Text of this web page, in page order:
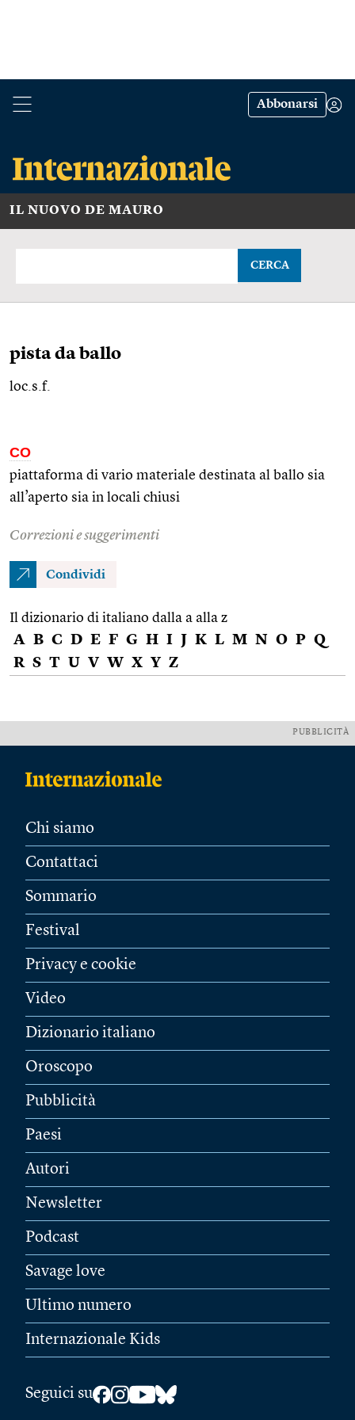
Abbonarsi
IL NUOVO DE MAURO
CERCA
pista da ballo
loc.s.f.
CO
piattaforma di vario materiale destinata al ballo sia
all’aperto sia in locali chiusi
Correzioni e suggerimenti
Condividi
Il dizionario di italiano dalla a alla z
A B C D E F G H I J K L M N O P Q
R S T U V W X Y Z
PUBBLICITÀ
Chi siamo
Contattaci
Sommario
Festival
Privacy e cookie
Video
Dizionario italiano
Oroscopo
Pubblicità
Paesi
Autori
Newsletter
Podcast
Savage love
Ultimo numero
Internazionale Kids
Seguici su